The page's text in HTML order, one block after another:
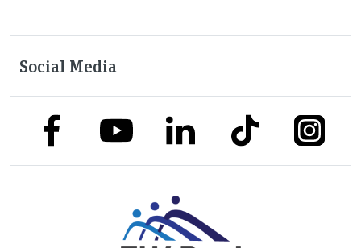
Social Media
link to facebooklink to youtubelink to linkedinlink to tiktok